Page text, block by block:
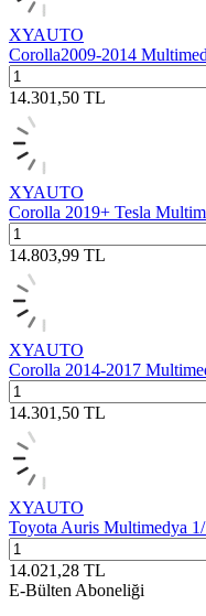
XYAUTO
Corolla2009-2014
14.301,50 TL
XYAUTO
Corolla 2019+ Tesla
14.803,99 TL
XYAUTO
Corolla 2014-2017
14.301,50 TL
XYAUTO
Toyota Auris Multimedya
14.021,28 TL
E-Bülten Aboneliği